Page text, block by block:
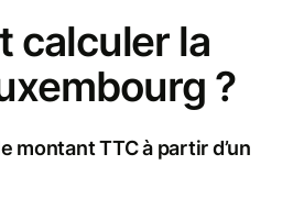
calculer la
?
montant TTC à partir d’un